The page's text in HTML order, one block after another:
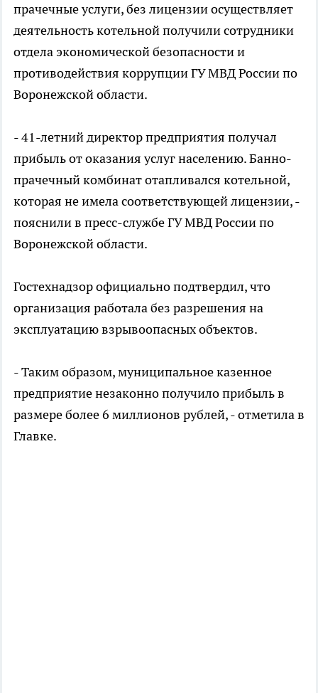
прачечные услуги, без лицензии осуществляет
деятельность котельной получили сотрудники
отдела экономической безопасности и
противодействия коррупции ГУ МВД России по
Воронежской области.
- 41-летний директор предприятия получал
прибыль от оказания услуг населению. Банно-
прачечный комбинат отапливался котельной,
которая не имела соответствующей лицензии, -
пояснили в пресс-службе ГУ МВД России по
Воронежской области.
Гостехнадзор официально подтвердил, что
организация работала без разрешения на
эксплуатацию взрывоопасных объектов.
- Таким образом, муниципальное казенное
предприятие незаконно получило прибыль в
размере более 6 миллионов рублей, - отметила в
Главке.